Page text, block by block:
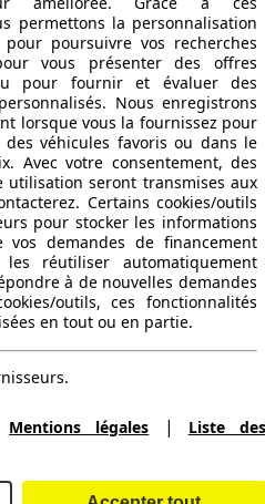
permettons la personnalisation
poursuivre vos recherches
vous présenter des offres
pour fournir et évaluer des
Nous enregistrons
lorsque vous la fournissez pour
véhicules favoris ou dans le
Avec votre consentement, des
utilisation seront transmises aux
Certains cookies/outils
pour stocker les informations
demandes de financement
réutiliser automatiquement
à de nouvelles demandes
outils, ces fonctionnalités
en tout ou en partie.
Mentions légales |
Liste des